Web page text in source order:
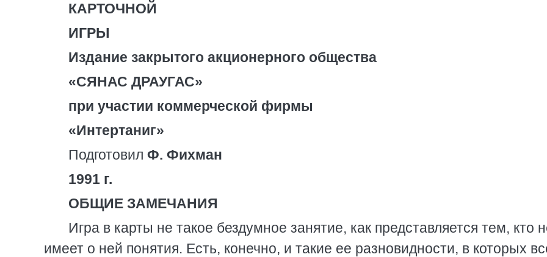
КАРТОЧНОЙ
ИГРЫ
Издание закрытого акционерного общества
«СЯНАС ДРАУГАС»
при участии коммерческой фирмы
«Интертаниг»
Подготовил Ф. Фихман
1991 г.
ОБЩИЕ ЗАМЕЧАНИЯ
Игра в карты не такое бездумное занятие, как представляется тем, кто
имеет о ней понятия. Есть, конечно, и такие ее разновидности, в которых